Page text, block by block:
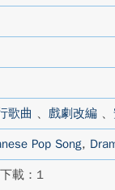
歌曲 、 戲劇改編、
Pop Song,
下載：1